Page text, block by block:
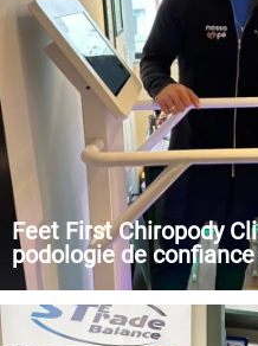
Feet First Chiropody
podologie de
Nous proposons un service
utilisant les produits